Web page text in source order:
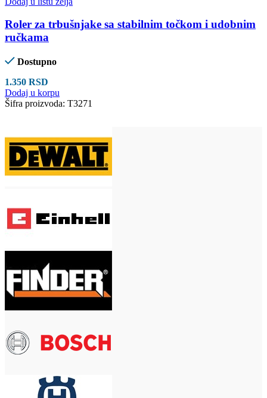
Roler za trbušnjake sa stabilnim točkom i udobnim
ručkama
Dostupno
1.350 RSD
Dodaj u korpu
Šifra proizvoda: T3271